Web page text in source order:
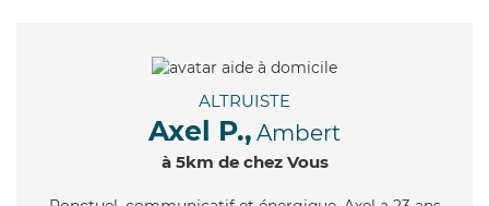
ALTRUISTE
Axel P., Ambert
à 5km de chez Vous